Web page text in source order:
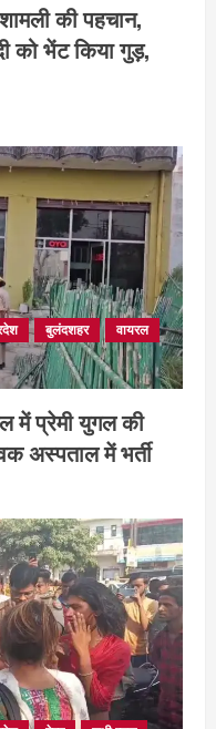
की पहचान,
को भेंट किया गुड़,
बुलंदशहर
वायरल
में प्रेमी युगल की
अस्पताल में भर्ती